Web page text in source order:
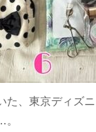
た、東京ディズ